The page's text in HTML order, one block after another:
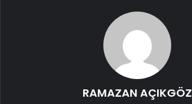
RAMAZAN AÇIKGÖZ